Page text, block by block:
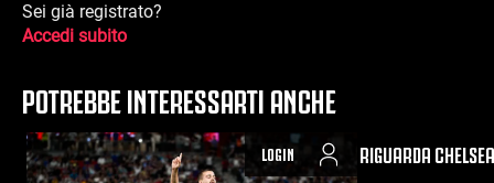
Sei già registrato?
Accedi subito
POTREBBE INTERESSARTI ANCHE
LOGIN RIGUARDA